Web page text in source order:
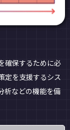
確保するために必
定を支援するシス
析などの機能を備